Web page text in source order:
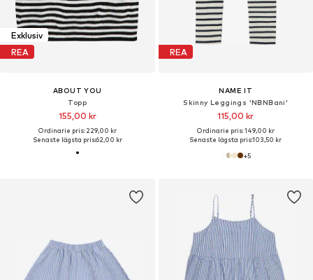
Exklusiv
REA
ABOUT YOU
Topp
155,00 kr
Ordinarie pris: 229,00 kr
Senaste lägsta pris:62,00 kr
REA
NAME IT
Skinny Leggings 'NBNBani'
115,00 kr
Ordinarie pris: 149,00 kr
Senaste lägsta pris:103,50 kr
+5